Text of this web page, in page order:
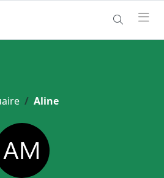
Aline